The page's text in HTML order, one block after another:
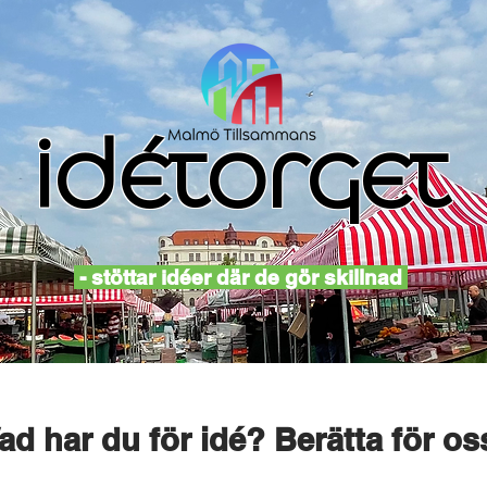
idétorget
- stöttar idéer där de gör skillnad
har du för idé? Berätta för